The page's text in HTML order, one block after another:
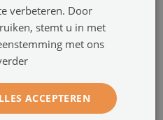
verbeteren. Door
stemt u in met
met ons
ACCEPTEREN